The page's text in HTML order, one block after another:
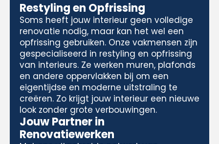
Restyling en Opfrissing
Soms heeft jouw interieur geen volledige
renovatie nodig, maar kan het wel een
opfrissing gebruiken. Onze vakmensen zijn
gespecialiseerd in restyling en opfrissing
van interieurs. Ze werken muren, plafonds
en andere oppervlakken bij om een
eigentijdse en moderne uitstraling te
creëren. Zo krijgt jouw interieur een nieuwe
look zonder grote verbouwingen.
Jouw Partner in
Renovatiewerken